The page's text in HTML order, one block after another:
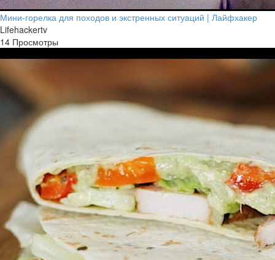
Мини-горелка для походов и экстренных ситуаций | Лайфхакер
Lifehackertv
14 Просмотры